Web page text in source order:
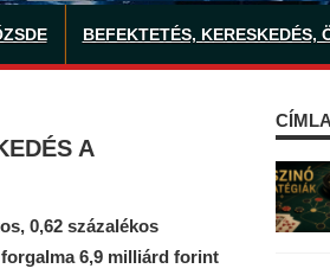
BEFEKTETÉS, KERESKEDÉS,
A
0,62 százalékos
6,9 milliárd forint